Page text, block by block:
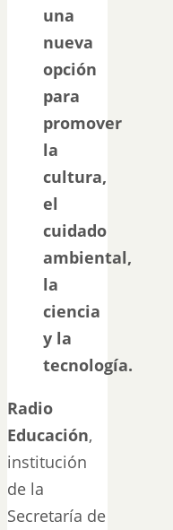
una
nueva
opción
para
promover
la
cultura,
el
cuidado
ambiental,
la
ciencia
y la
tecnología.
Radio
Educación,
institución
de la
Secretaría de